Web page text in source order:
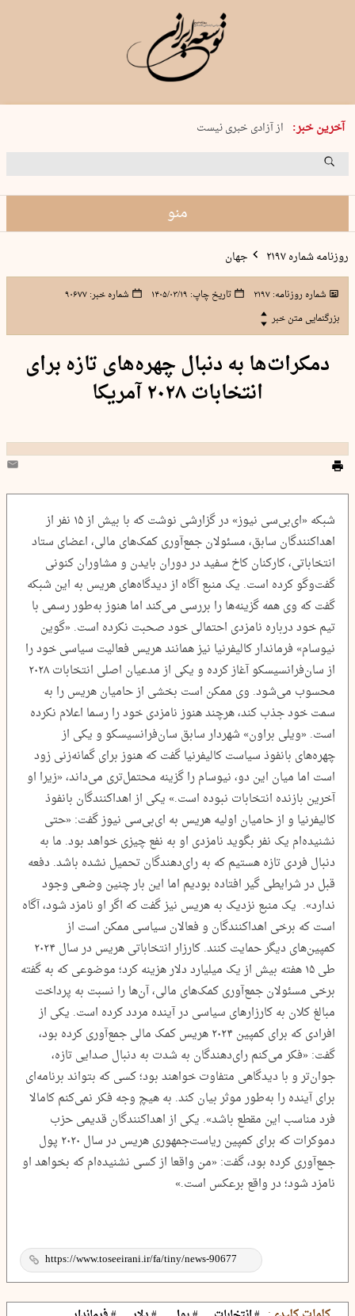
آخرین خبر:
یکشنبه 18 مرداد 1405 شماره 2245
از آزادی خبری نیست
۸۸۸ نفر سال گذشته بر اثر غرق‌شدگی جان …
منو
روزنامه شماره ۲۱۹۷ جهان
شماره روزنامه:۲۱۹۷ تاریخ چاپ: ۱۴۰۵/۰۳/۱۹ شماره خبر:۹۰۶۷۷
بزرگنمایی متن خبر
دمکرات‌ها به دنبال چهره‌های تازه برای
انتخابات ۲۰۲۸ آمریکا
شبکه «ای‌بی‌سی نیوز» در گزارشی نوشت که با بیش از ۱۵ نفر از
اهداکنندگان سابق، مسئولان جمع‌آوری کمک‌های مالی، اعضای ستاد
انتخاباتی، کارکنان کاخ سفید در دوران بایدن و مشاوران کنونی
گفت‌وگو کرده است. یک منبع آگاه از دیدگاه‌های هریس به این شبکه
گفت که وی همه گزینه‌ها را بررسی می‌کند اما هنوز به‌طور رسمی با
تیم خود درباره نامزدی احتمالی خود صحبت نکرده است. «گوین
نیوسام» فرماندار کالیفرنیا نیز همانند هریس فعالیت سیاسی خود را
از سان‌فرانسیسکو آغاز کرده و یکی از مدعیان اصلی انتخابات ۲۰۲۸
محسوب می‌شود. وی ممکن است بخشی از حامیان هریس را به
سمت خود جذب کند، هرچند هنوز نامزدی خود را رسما اعلام نکرده
است. «ویلی براون» شهردار سابق سان‌فرانسیسکو و یکی از
چهره‌های بانفوذ سیاست کالیفرنیا گفت که هنوز برای گمانه‌زنی زود
است اما میان این دو، نیوسام را گزینه محتمل‌تری می‌داند، «زیرا او
آخرین بازنده انتخابات نبوده است.» یکی از اهداکنندگان بانفوذ
کالیفرنیا و از حامیان اولیه هریس به ای‌بی‌سی نیوز گفت: «حتی
نشنیده‌ام یک نفر بگوید نامزدی او به نفع چیزی خواهد بود. ما به
دنبال فردی تازه هستیم که به رای‌دهندگان تحمیل نشده باشد. دفعه
قبل در شرایطی گیر افتاده بودیم اما این بار چنین وضعی وجود
ندارد». یک منبع نزدیک به هریس نیز گفت که اگر او نامزد شود، آگاه
است که برخی اهداکنندگان و فعالان سیاسی ممکن است از
کمپین‌های دیگر حمایت کنند. کارزار انتخاباتی هریس در سال ۲۰۲۴
طی ۱۵ هفته بیش از یک میلیارد دلار هزینه کرد؛ موضوعی که به گفته
برخی مسئولان جمع‌آوری کمک‌های مالی، آن‌ها را نسبت به پرداخت
مبالغ کلان به کارزارهای سیاسی در آینده مردد کرده است. یکی از
افرادی که برای کمپین ۲۰۲۴ هریس کمک مالی جمع‌آوری کرده بود،
گفت: «فکر می‌کنم رای‌دهندگان به شدت به دنبال صدایی تازه،
جوان‌تر و با دیدگاهی متفاوت خواهند بود؛ کسی که بتواند برنامه‌ای
برای آینده را به‌طور موثر بیان کند. به هیچ وجه فکر نمی‌کنم کامالا
فرد مناسب این مقطع باشد». یکی از اهداکنندگان قدیمی حزب
دموکرات که برای کمپین ریاست‌جمهوری هریس در سال ۲۰۲۰ پول
جمع‌آوری کرده بود، گفت: «من واقعا از کسی نشنیده‌ام که بخواهد او
نامزد شود؛ در واقع برعکس است.»